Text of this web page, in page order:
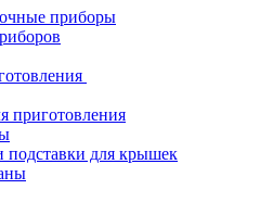
приборы
приготовления
для крышек